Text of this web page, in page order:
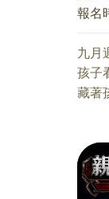
展開
● 認
● 日
4. 跟
【招
• 對
報名
九月
孩子
藏著
有人
線